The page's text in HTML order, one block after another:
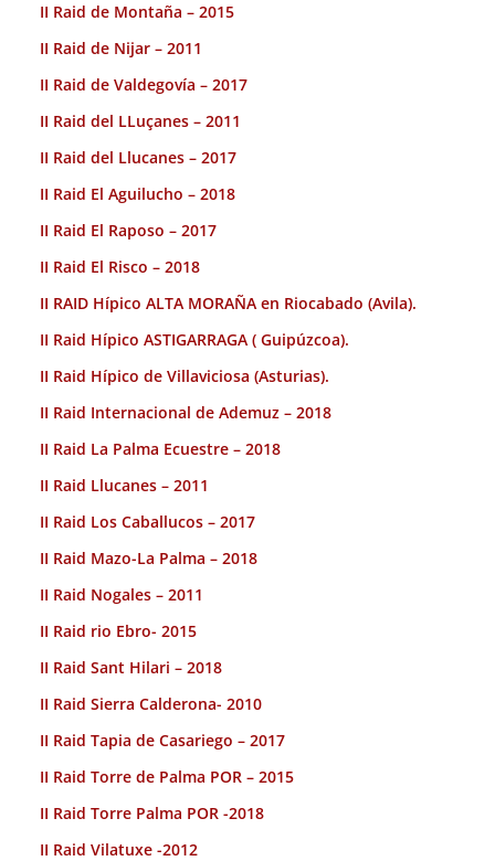
II Raid de Montaña – 2015
II Raid de Nijar – 2011
II Raid de Valdegovía – 2017
II Raid del LLuçanes – 2011
II Raid del Llucanes – 2017
II Raid El Aguilucho – 2018
II Raid El Raposo – 2017
II Raid El Risco – 2018
II RAID Hípico ALTA MORAÑA en Riocabado (Avila).
II Raid Hípico ASTIGARRAGA ( Guipúzcoa).
II Raid Hípico de Villaviciosa (Asturias).
II Raid Internacional de Ademuz – 2018
II Raid La Palma Ecuestre – 2018
II Raid Llucanes – 2011
II Raid Los Caballucos – 2017
II Raid Mazo-La Palma – 2018
II Raid Nogales – 2011
II Raid rio Ebro- 2015
II Raid Sant Hilari – 2018
II Raid Sierra Calderona- 2010
II Raid Tapia de Casariego – 2017
II Raid Torre de Palma POR – 2015
II Raid Torre Palma POR -2018
II Raid Vilatuxe -2012